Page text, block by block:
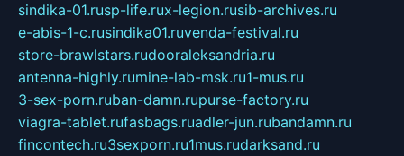
sindika-01.rusp-life.rux-legion.rusib-archives.ru
e-abis-1-c.rusindika01.ruvenda-festival.ru
store-brawlstars.rudooraleksandria.ru
antenna-highly.rumine-lab-msk.ru1-mus.ru
3-sex-porn.ruban-damn.rupurse-factory.ru
viagra-tablet.rufasbags.ruadler-jun.rubandamn.ru
fincontech.ru3sexporn.ru1mus.rudarksand.ru